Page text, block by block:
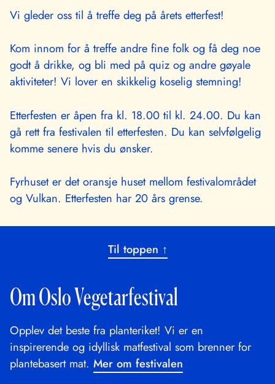
Vi gleder oss til å treffe deg på årets etterfest!
Kom innom for å treffe andre fine folk og få deg noe
godt å drikke, og bli med på quiz og andre gøyale
aktiviteter! Vi lover en skikkelig koselig stemning!
Etterfesten er åpen fra kl. 18.00 til kl. 24.00. Du kan
gå rett fra festivalen til etterfesten. Du kan selvfølgelig
komme senere hvis du ønsker.
Fyrhuset er det oransje huset mellom festivalområdet
og Vulkan. Etterfesten har 20 års grense.
Til toppen ↑
Om Oslo Vegetarfestival
Opplev det beste fra planteriket! Vi er en
inspirerende og idyllisk matfestival som brenner for
plantebasert mat. Mer om festivalen